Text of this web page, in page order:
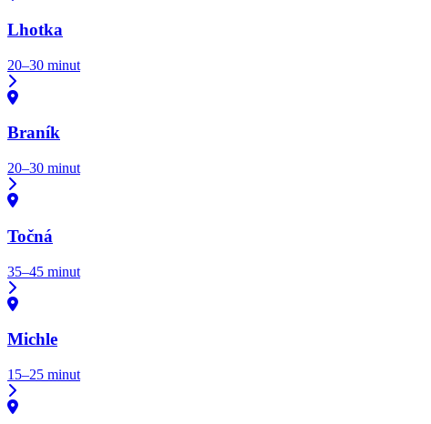
Lhotka
20–30 minut
Braník
20–30 minut
Točná
35–45 minut
Michle
15–25 minut